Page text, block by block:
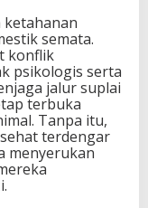
ketahanan
semata.
konflik
psikologis serta
jalur suplai
terbuka
Tanpa itu,
terdengar
menyerukan